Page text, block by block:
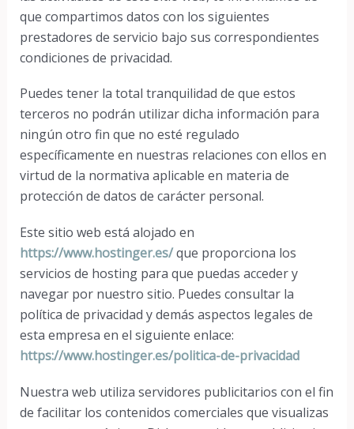
que compartimos datos con los siguientes
prestadores de servicio bajo sus correspondientes
condiciones de privacidad.
Puedes tener la total tranquilidad de que estos
terceros no podrán utilizar dicha información para
ningún otro fin que no esté regulado
específicamente en nuestras relaciones con ellos en
virtud de la normativa aplicable en materia de
protección de datos de carácter personal.
Este sitio web está alojado en
https://www.hostinger.es/que proporciona los
servicios de hosting para que puedas acceder y
navegar por nuestro sitio. Puedes consultar la
política de privacidad y demás aspectos legales de
esta empresa en el siguiente enlace:
https://www.hostinger.es/politica-de-privacidad
Nuestra web utiliza servidores publicitarios con el fin
de facilitar los contenidos comerciales que visualizas